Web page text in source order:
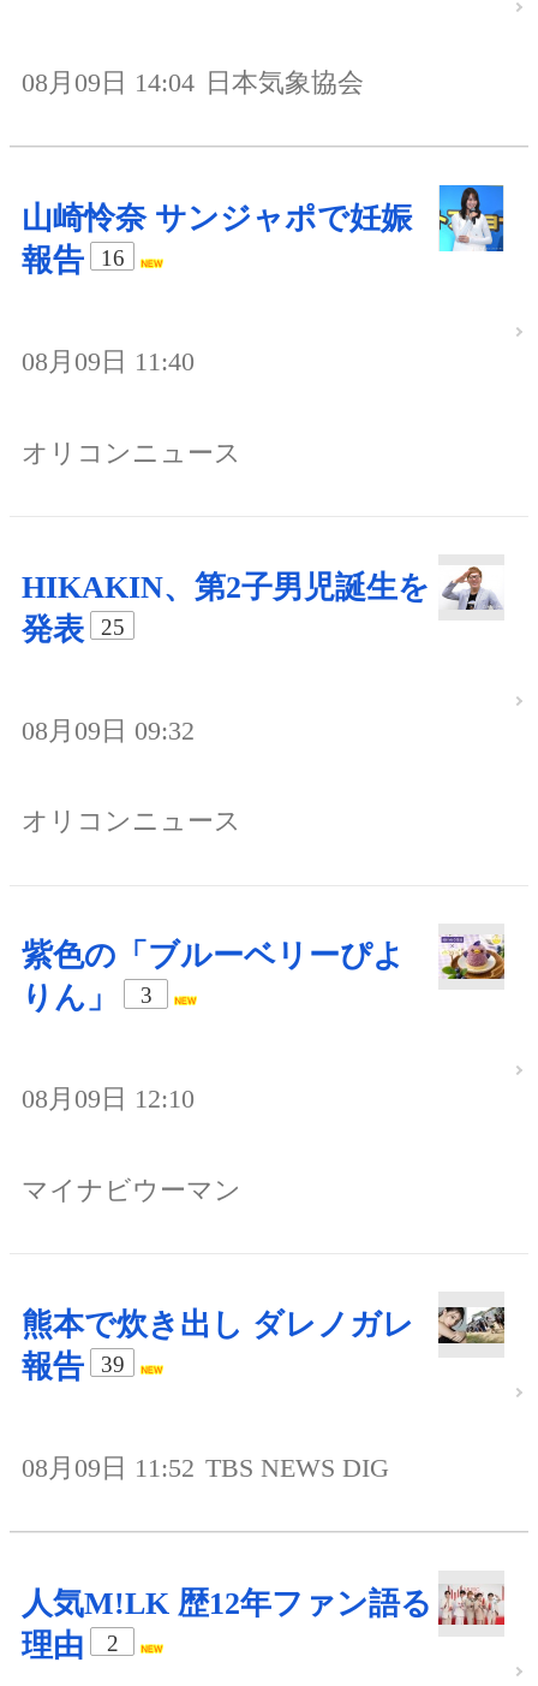
08月09日 14:04 日本気象協会
山崎怜奈 サンジャポで妊娠
報告
16
08月09日 11:40
オリコンニュース
HIKAKIN、第2子男児誕生を
発表
25
08月09日 09:32
オリコンニュース
紫色の「ブルーベリーぴよ
りん」
3
08月09日 12:10
マイナビウーマン
熊本で炊き出し ダレノガレ
報告
39
08月09日 11:52 TBS NEWS DIG
人気M!LK 歴12年ファン語る
理由
2